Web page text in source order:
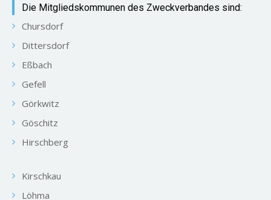
Die Mitgliedskommunen des Zweckverbandes sind:
Chursdorf
Dittersdorf
Eßbach
Gefell
Görkwitz
Göschitz
Hirschberg
Kirschkau
Löhma